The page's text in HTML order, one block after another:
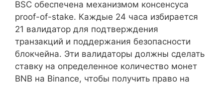
BSC обеспечена механизмом консенсуса
proof-of-stake. Каждые 24 часа избирается
21 валидатор для подтверждения
транзакций и поддержания безопасности
блокчейна. Эти валидаторы должны сделать
ставку на определенное количество монет
BNB на Binance, чтобы получить право на